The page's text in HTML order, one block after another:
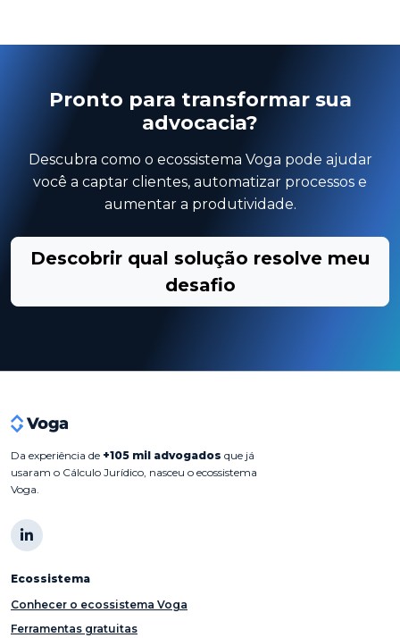
Pronto para transformar sua
advocacia?
Descubra como o ecossistema Voga pode ajudar
você a captar clientes, automatizar processos e
aumentar a produtividade.
Descobrir qual solução resolve meu
desafio
Da experiência de +105 mil advogados que já
usaram o Cálculo Jurídico, nasceu o ecossistema
Voga.
Ecossistema
Conhecer o ecossistema Voga
Ferramentas gratuitas